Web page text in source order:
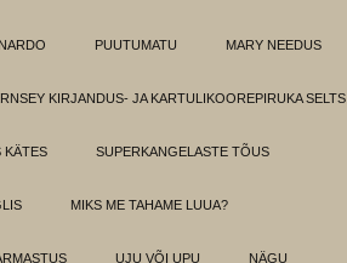
PUUTUMATU MARY NEEDUS
KIRJANDUS- JA KARTULIKOOREPIRUKA SELTS
KÄTES SUPERKANGELASTE TÕUS
MIKS ME TAHAME LUUA?
UJU VÕI UPU NÄGU